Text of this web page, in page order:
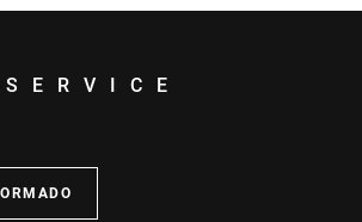
SERVICE